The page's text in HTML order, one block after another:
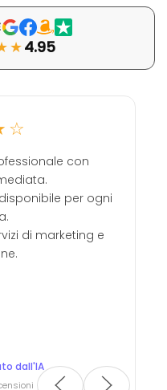
4.95
con
per ogni
di marketing e
dall'IA